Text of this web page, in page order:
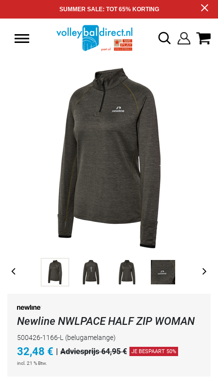
SUMMER SALE: TOT 65% KORTING
Newline NWLPACE HALF ZIP WOMAN
500426-1166-L (belugamelange)
32,48 € | Adviesprijs 64,95 € JE BESPAART 50%
incl. 21 % Btw.